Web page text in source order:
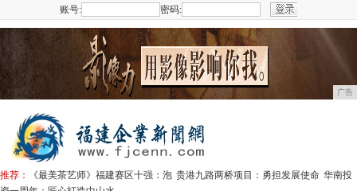
账号: 密码:
广告
推荐： 《最美茶艺师》福建赛区十强：泡 贵港九路两桥项目：勇担发展使命 华南投